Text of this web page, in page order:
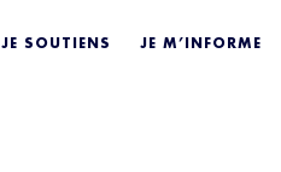
JE SOUTIENS JE M’INFORME